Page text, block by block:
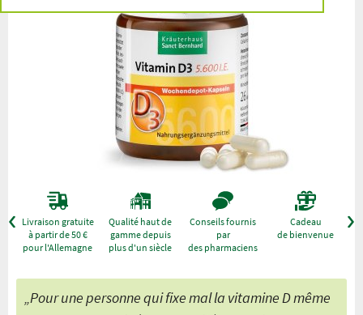
Livraison gratuite
à partir de 50 €
pour l'Allemagne
Qualité haut de
gamme depuis
plus d'un siècle
Conseils fournis
par
des pharmaciens
Cadeau
de bienvenue
„Pour une personne qui fixe mal la vitamine D même